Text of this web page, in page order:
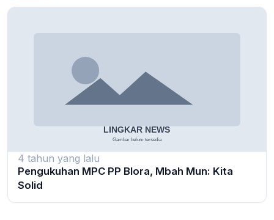
4 tahun yang lalu
Pengukuhan MPC PP Blora, Mbah Mun: Kita
Solid